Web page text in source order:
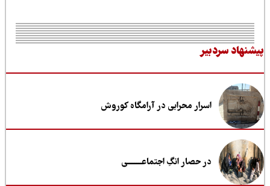
سردبیر
اسرار محرابی در آرامگاه کوروش
در حصار انگِ اجتماعــــــــی